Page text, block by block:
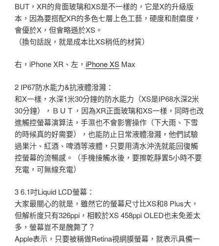
BUT，XR的背面玻璃和XS是不一樣的，它是X的升級版
本，因為要搭配XR的多色七層上色工藝，硬度和耐磨度，
會優於X，但會略遜於XS。
（換句話說，就是成本比XS稍低的材質）
右，iPhone XR、左， iPhone XS Max
2 IP67防水能力&抗液體潑濺：
和X一樣，水深1米30分鐘的防水能力（XS是IP68水深2米
30分鐘），ＢＵＴ，因為XR正面玻璃和XS一樣，同時也改
進觸控螢幕演算法，手濕也不會影響操作（下大雨、下雪
的時候真的好需要），也能防止日常液體潑濺，他們試驗
過果汁、紅酒、啤酒等液體，只要用清水沖洗就能回復觸
控螢幕的流暢感。（手機接觸水後，要擦乾靜置5小時不要
充電，可無線充電）
3 6.1吋Liquid LCD螢幕：
大家最關心的就是，雖然它的螢幕尺寸比XS和8 Plus大，
但解析度只有326ppi，相較於XS 458ppi OLED也未免差太
多，螢幕豈不是醜斃了？
Apple表示，只要被稱做Retina視網膜螢幕，就表示具備一